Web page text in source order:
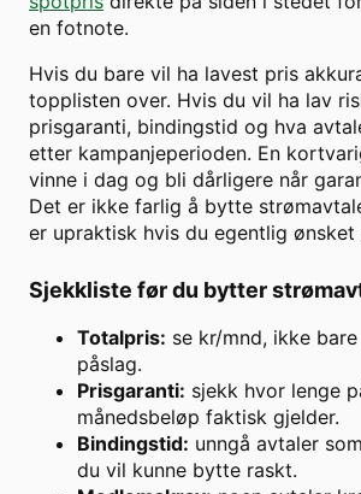
en fotnote.
Hvis du bare vil ha lavest pris
topplisten over. Hvis du vil ha lav
prisgaranti, bindingstid og hva
etter kampanjeperioden. En
vinne i dag og bli dårligere når
Det er ikke farlig å bytte
er upraktisk hvis du egentlig ønsket
Sjekkliste før du bytter
Totalpris: se kr/mnd, ikke
påslag.
Prisgaranti: sjekk hvor lenge
månedsbeløp faktisk gjelder.
Bindingstid: unngå avtaler
du vil kunne bytte raskt.